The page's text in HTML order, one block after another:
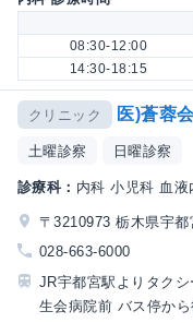
08:30-12:00
14:30-18:15
クリニック 医)蒼蓉
土曜診察 日曜診察
診療科： 内科 小児科 血
〒3210973 栃木県宇
028-663-6000
JR宇都宮駅よりタク
生会病院前 バス停か